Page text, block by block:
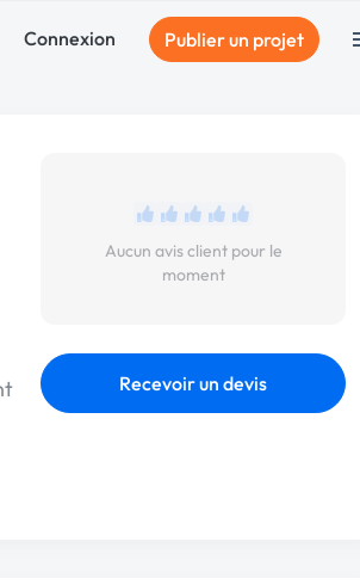
Connexion Publier un projet
Aucun avis client pour le
moment
Recevoir un devis